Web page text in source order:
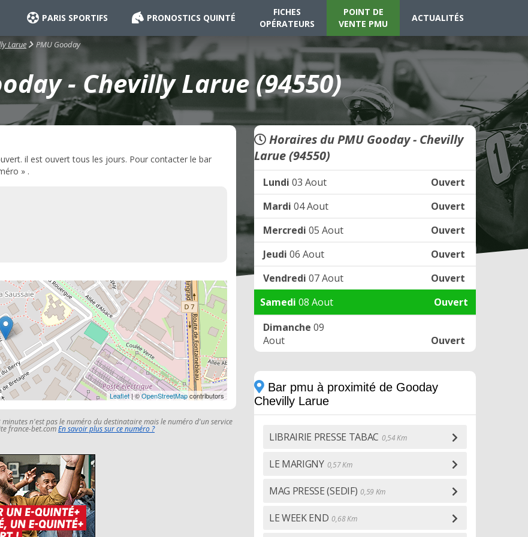
PARIS SPORTIFS PRONOSTICS QUINTÉ
FICHES
OPÉRATEURS
POINT DE
VENTE PMU
ACTUALITÉS
Larue PMU Gooday
- Chevilly Larue (94550)
il est ouvert tous les jours. Pour contacter le bar
» .
Leaflet| ©OpenStreetMapcontributors
n'est pas le numéro du destinataire mais le numéro d'un service
france-bet.comEn savoir plus sur ce numéro ?
Horaires du PMU Gooday - Chevilly
Larue (94550)
Lundi 03 Aout
Ouvert
Mardi 04 Aout
Ouvert
Mercredi 05 Aout
Ouvert
Jeudi 06 Aout
Ouvert
Vendredi 07 Aout
Ouvert
Samedi 08 Aout
Ouvert
Dimanche 09
Aout
Ouvert
Bar pmu à proximité de Gooday
Chevilly Larue
LIBRAIRIE PRESSE TABAC 0,54 Km
LE MARIGNY 0,57 Km
MAG PRESSE (SEDIF) 0,59 Km
LE WEEK END 0,68 Km